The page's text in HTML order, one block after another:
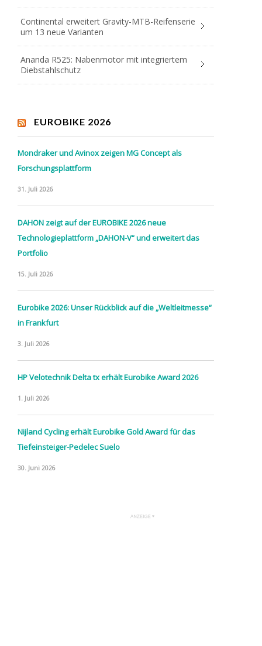
Continental erweitert Gravity-MTB-Reifenserie
um 13 neue Varianten
Ananda R525: Nabenmotor mit integriertem
Diebstahlschutz
EUROBIKE 2026
Mondraker und Avinox zeigen MG Concept als
Forschungsplattform
31. Juli 2026
DAHON zeigt auf der EUROBIKE 2026 neue
Technologieplattform „DAHON-V“ und erweitert das
Portfolio
15. Juli 2026
Eurobike 2026: Unser Rückblick auf die „Weltleitmesse“
in Frankfurt
3. Juli 2026
HP Velotechnik Delta tx erhält Eurobike Award 2026
1. Juli 2026
Nijland Cycling erhält Eurobike Gold Award für das
Tiefeinsteiger-Pedelec Suelo
30. Juni 2026